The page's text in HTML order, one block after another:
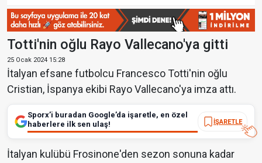
Totti'nin oğlu Rayo Vallecano'ya gitti
25 Ocak 2024 15:28
İtalyan efsane futbolcu Francesco Totti'nin oğlu
Cristian, İspanya ekibi Rayo Vallecano'ya imza attı.
Sporx’i buradan Google’da işaretle, en özel
haberlere ilk sen ulaş!
İŞARETLE
İtalyan kulübü Frosinone'den sezon sonuna kadar